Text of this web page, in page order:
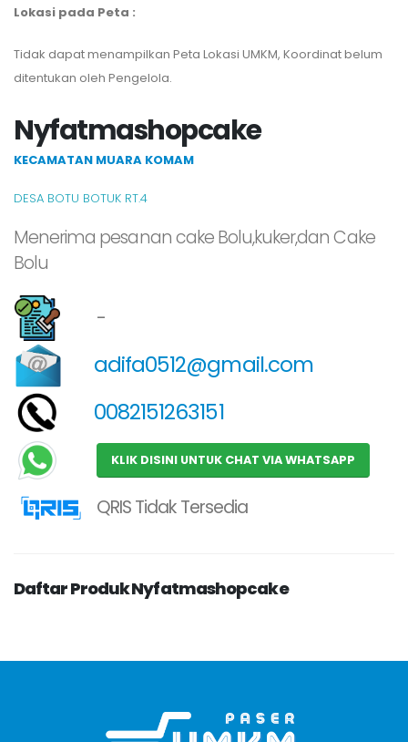
Nyfatmashopcake
KECAMATAN MUARA KOMAM
DESA BOTU BOTUK RT.4
Menerima pesanan cake Bolu,kuker,dan Cake
Bolu
-
adifa0512@gmail.com
0082151263151
KLIK DISINI UNTUK CHAT VIA WHATSAPP
QRIS Tidak Tersedia
Lokasi pada Peta :
Tidak dapat menampilkan Peta Lokasi UMKM, Koordinat belum
ditentukan oleh Pengelola.
Daftar Produk Nyfatmashopcake